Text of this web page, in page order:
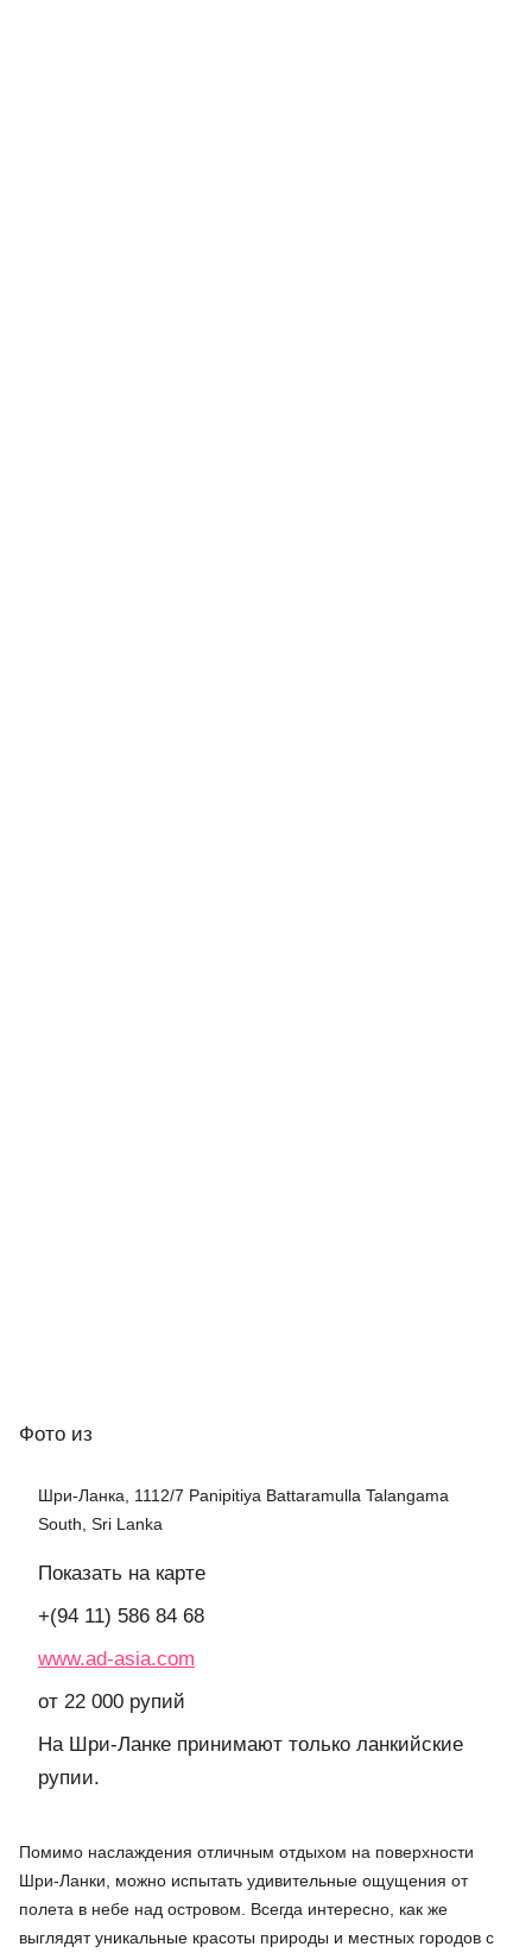
Фото из
Шри-Ланка, 1112/7 Panipitiya Battaramulla Talangama
South, Sri Lanka
Показать на карте
+(94 11) 586 84 68
www.ad-asia.com
от 22 000 рупий
На Шри-Ланке принимают только ланкийские
рупии.
Помимо наслаждения отличным отдыхом на поверхности
Шри-Ланки, можно испытать удивительные ощущения от
полета в небе над островом. Всегда интересно, как же
выглядят уникальные красоты природы и местных городов с